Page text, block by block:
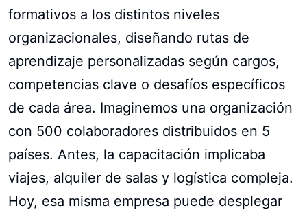
formativos a los distintos niveles
organizacionales, diseñando rutas de
aprendizaje personalizadas según cargos,
competencias clave o desafíos específicos
de cada área. Imaginemos una organización
con 500 colaboradores distribuidos en 5
países. Antes, la capacitación implicaba
viajes, alquiler de salas y logística compleja.
Hoy, esa misma empresa puede desplegar